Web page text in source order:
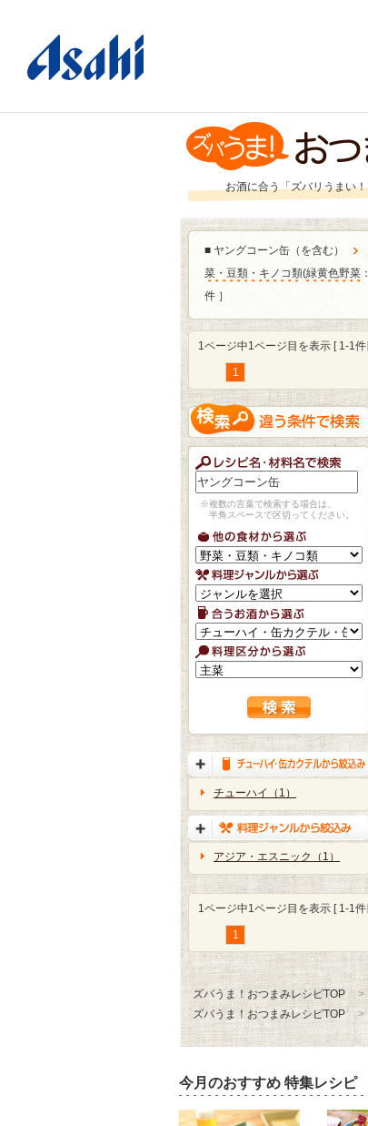
お酒に合う「ズバリうまい
■ ヤングコーン缶（を含む）
菜・豆類・キノコ類(緑黄色野菜 ：
件 ］
1ページ中1ページ目を表示 [ 1-1件
1
※複数の言葉で検索する場合は、
半角スペースで区切ってください。
チューハイ（1）
アジア・エスニック（1）
1ページ中1ページ目を表示 [ 1-1件
1
ズバうま！おつまみレシピTOP
ズバうま！おつまみレシピTOP
今月のおすすめ 特集レシピ